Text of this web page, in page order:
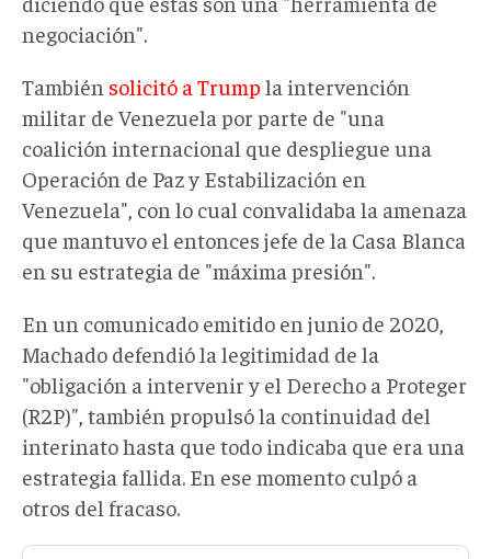
negociación".
También solicitó a Trump la intervención
militar de Venezuela por parte de "una
coalición internacional que despliegue una
Operación de Paz y Estabilización en
Venezuela", con lo cual convalidaba la amenaza
que mantuvo el entonces jefe de la Casa Blanca
en su estrategia de "máxima presión".
En un comunicado emitido en junio de 2020,
Machado defendió la legitimidad de la
"obligación a intervenir y el Derecho a Proteger
(R2P)", también propulsó la continuidad del
interinato hasta que todo indicaba que era una
estrategia fallida. En ese momento culpó a
otros del fracaso.